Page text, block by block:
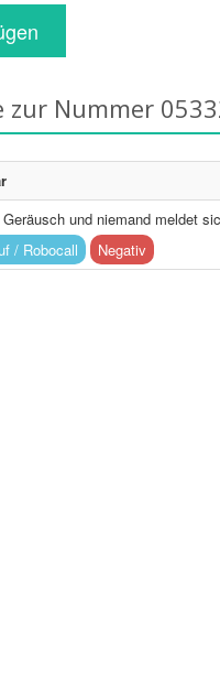
zur Nummer
und niemand meldet
/ Robocall
Negativ